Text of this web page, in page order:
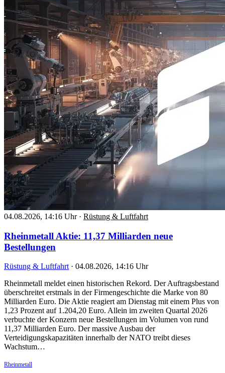
04.08.2026, 14:16 Uhr · Rüstung & Luftfahrt
Rheinmetall Aktie: 11,37 Milliarden neue
Bestellungen
Rüstung & Luftfahrt · 04.08.2026, 14:16 Uhr
Rheinmetall meldet einen historischen Rekord. Der Auftragsbestand
überschreitet erstmals in der Firmengeschichte die Marke von 80
Milliarden Euro. Die Aktie reagiert am Dienstag mit einem Plus von
1,23 Prozent auf 1.204,20 Euro. Allein im zweiten Quartal 2026
verbuchte der Konzern neue Bestellungen im Volumen von rund
11,37 Milliarden Euro. Der massive Ausbau der
Verteidigungskapazitäten innerhalb der NATO treibt dieses
Wachstum…
Rheinmetall